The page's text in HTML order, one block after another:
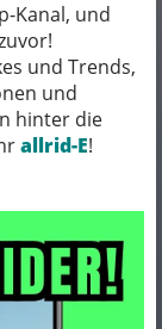
Kanal, und
und Trends,
und
hinter die
allrid-E!